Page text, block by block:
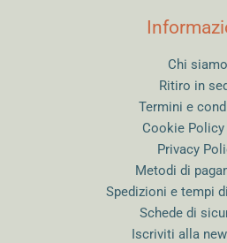
Chi siamo
Ritiro in
Termini e
Cookie Policy
Privacy
Metodi di
Spedizioni e tempi
Schede di
Iscriviti alla